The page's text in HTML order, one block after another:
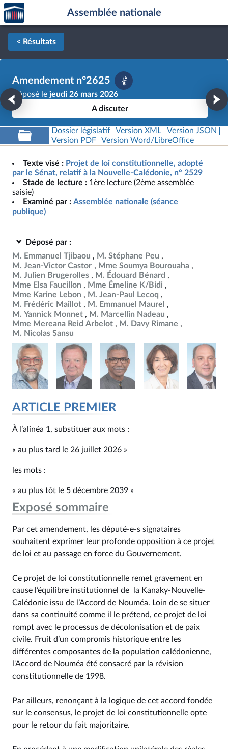
Aller au contenu
Aller en bas de la page
Accèder
à la
page
d'accueil
Assemblée nationale
< Résultats
Amendement n°2625
Déposé le jeudi 26 mars 2026
A discuter
Dossier législatif Version XML
Version JSON
Version PDF
Version Word/LibreOffice
Texte visé : Projet de loi constitutionnelle, adopté
par le Sénat, relatif à la Nouvelle-Calédonie, n° 2529
Stade de lecture : 1ère lecture (2ème assemblée
saisie)
Examiné par : Assemblée nationale (séance
publique)
Déposé par :
M. Emmanuel Tjibaou
M. Stéphane Peu
M. Jean-Victor Castor
Mme Soumya Bourouaha
M. Julien Brugerolles
M. Édouard Bénard
Mme Elsa Faucillon
Mme Émeline K/Bidi
Mme Karine Lebon
M. Jean-Paul Lecoq
M. Frédéric Maillot
M. Emmanuel Maurel
M. Yannick Monnet
M. Marcellin Nadeau
Mme Mereana Reid Arbelot
M. Davy Rimane
M. Nicolas Sansu
ARTICLE PREMIER
À l’alinéa 1, substituer aux mots :
« au plus tard le 26 juillet 2026 »
les mots :
« au plus tôt le 5 décembre 2039 »
Exposé sommaire
Par cet amendement, les député-e-s signataires
souhaitent exprimer leur profonde opposition à ce projet
de loi et au passage en force du Gouvernement.
Ce projet de loi constitutionnelle remet gravement en
cause l’équilibre institutionnel de la Kanaky-Nouvelle-
Calédonie issu de l’Accord de Nouméa. Loin de se situer
dans sa continuité comme il le prétend, ce projet de loi
rompt avec le processus de décolonisation et de paix
civile. Fruit d’un compromis historique entre les
différentes composantes de la population calédonienne,
l'Accord de Nouméa été consacré par la révision
constitutionnelle de 1998.
Par ailleurs, renonçant à la logique de cet accord fondée
sur le consensus, le projet de loi constitutionnelle opte
pour le retour du fait majoritaire.